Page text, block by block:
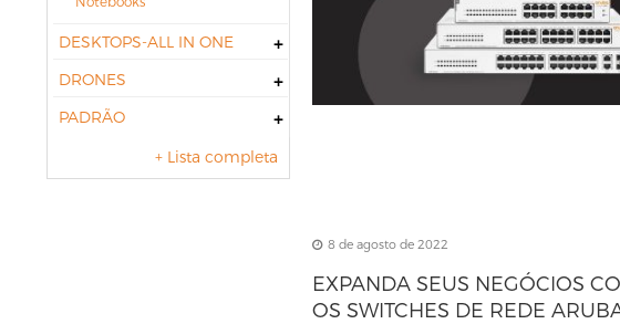
8 de agosto de 2022
EXPANDA SEUS NEGÓCIOS
OS SWITCHES DE REDE
DESKTOPS-ALL IN ONE
DRONES
PADRÃO
+ Lista completa